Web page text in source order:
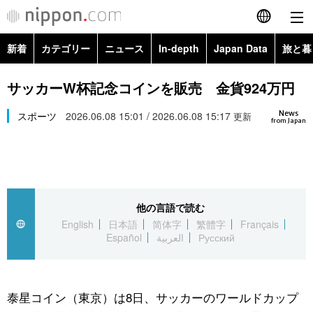
English
简体字
繁體字
العربية
社会
旅と暮らし
新着 カテゴリー ニュース In-depth Japan Data 旅と
政治・外交
経済・ビジネス
社会
文化
科学・技術
暮らし
Topics
Images
お知らせ
サッカーW杯記念コインを販売 金貨924万円
News
from Japan
スポーツ 2026.06.08 15:01 / 2026.06.08 15:17 更新
他の言語で読む
English
日本語 简体字 繁體字
Français
Español
العربية Русский
泰星コイン（東京）は8日、サッカーのワールドカップ